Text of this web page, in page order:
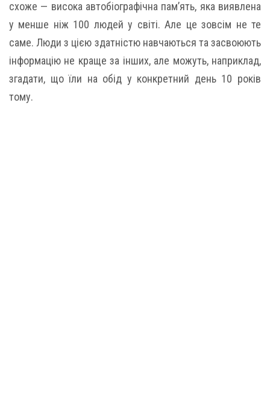
схоже — висока автобіографічна пам’ять, яка виявлена
у менше ніж 100 людей у світі. Але це зовсім не те
саме. Люди з цією здатністю навчаються та засвоюють
інформацію не краще за інших, але можуть, наприклад,
згадати, що їли на обід у конкретний день 10 років
тому.